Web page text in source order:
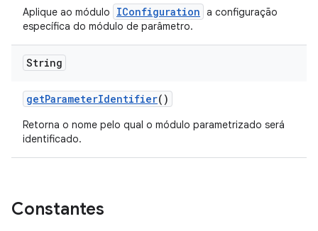
Aplique ao módulo IConfiguration a configuração
específica do módulo de parâmetro.
String
getParameterIdentifier()
Retorna o nome pelo qual o módulo parametrizado será
identificado.
Constantes